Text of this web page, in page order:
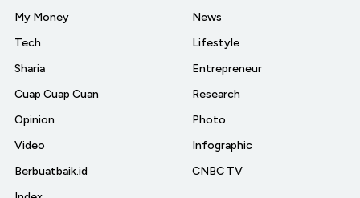
My Money
Tech
Sharia
Cuap Cuap Cuan
Opinion
Video
Berbuatbaik.id
News
Lifestyle
Entrepreneur
Research
Photo
Infographic
CNBC TV